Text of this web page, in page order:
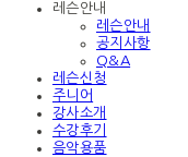
레슨안내
레슨안내
공지사항
Q&A
레슨신청
주니어
강사소개
수강후기
음악용품